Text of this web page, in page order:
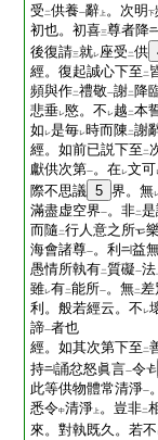
受 二供養一辭 上 。次明 下
初也。初喜三尊者降
後復請三就レ座受 二供
經。復起誠心下至 二
頻與作二禮敬一謝二 降
悲垂レ愍。不 レ越 二本
如 レ是毎レ時而陳 二謝
經。如前已説下至 二
獻供次第一。在レ文可
際不思議 5 界。無
滿盡虚空界一。非二
而隨 二行人意之所
海會諸尊一。利
益
愚情所執有二質礙一法
雖レ有二能所一。無二差
利。般若經云。不 レ
諦一者也
經。如其次第下至 二
持
誦忿怒眞言一令
此等供物體常清淨一
悉令中清淨 上 。豈非二
來。對執既久。若不